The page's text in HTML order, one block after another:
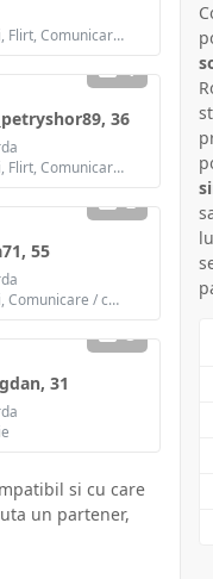
Cauta: Intalniri, Flirt, Comunicare / chat, Prietenie, Casatorie
1
36
Cauta: Intalniri, Flirt, Comunicare / chat, Prietenie, Casatorie
2
55
Cauta: Intalniri, Comunicare / chat, Prietenie
3
31
si cu care
un partener,